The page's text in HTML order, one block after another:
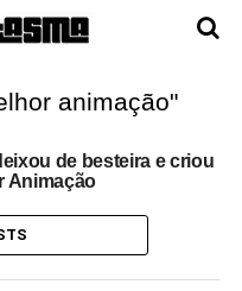
animação"
de besteira e criou
Animação